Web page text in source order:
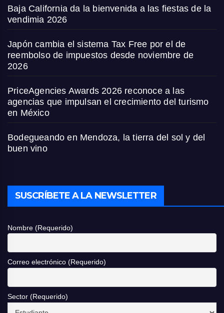
Baja California da la bienvenida a las fiestas de la
vendimia 2026
Japón cambia el sistema Tax Free por el de
reembolso de impuestos desde noviembre de
2026
PriceAgencies Awards 2026 reconoce a las
agencias que impulsan el crecimiento del turismo
en México
Bodegueando en Mendoza, la tierra del sol y del
buen vino
SUSCRÍBETE A LA NEWSLETTER
Nombre (Requerido)
Correo electrónico (Requerido)
Sector (Requerido)